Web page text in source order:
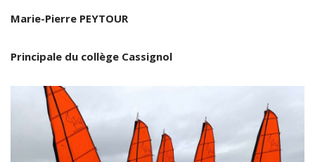
Marie-Pierre PEYTOUR
Principale du collège Cassignol